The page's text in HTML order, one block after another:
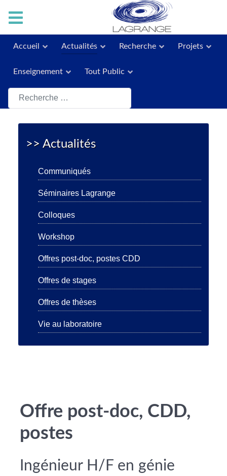
Accueil Actualités Recherche Projets
Enseignement Tout Public
Rechercher
>> Actualités
Communiqués
Séminaires Lagrange
Colloques
Workshop
Offres post-doc, postes CDD
Offres de stages
Offres de thèses
Vie au laboratoire
Offre post-doc, CDD,
postes
Ingénieur H/F en génie